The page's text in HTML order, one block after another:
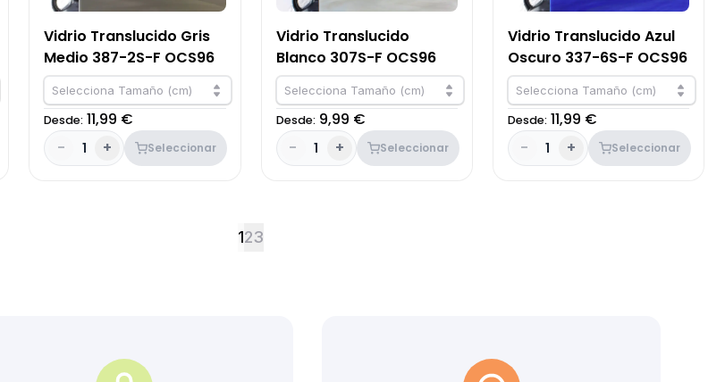
Vidrio Translucido Gris
Medio 387-2S-F OCS96
Selecciona Tamaño (cm)
Desde: 11,99 €
-
1 + Seleccionar
Vidrio Translucido
Blanco 307S-F OCS96
Selecciona Tamaño (cm)
Desde: 9,99 €
-
1 + Seleccionar
Vidrio Translucido Azul
Oscuro 337-6S-F OCS96
Selecciona Tamaño (cm)
Desde: 11,99 €
-
1 + Seleccionar
123